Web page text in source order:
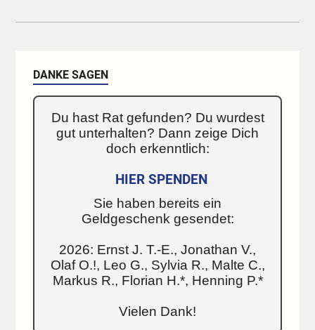
DANKE SAGEN
Du hast Rat gefunden? Du wurdest
gut unterhalten? Dann zeige Dich
doch erkenntlich:
HIER SPENDEN
Sie haben bereits ein
Geldgeschenk gesendet:
2026: Ernst J. T.-E., Jonathan V.,
Olaf O.!, Leo G., Sylvia R., Malte C.,
Markus R., Florian H.*, Henning P.*
Vielen Dank!